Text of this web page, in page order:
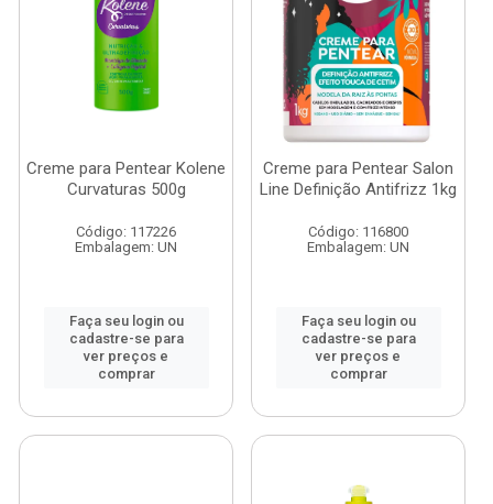
Creme para Pentear Kolene
Curvaturas 500g
Código: 117226
Embalagem: UN
Faça seu login ou
cadastre-se para
ver preços e
comprar
Creme para Pentear Salon
Line Definição Antifrizz 1kg
Código: 116800
Embalagem: UN
Faça seu login ou
cadastre-se para
ver preços e
comprar